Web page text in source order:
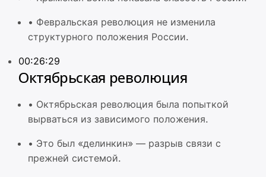
• Февральская революция не изменила
структурного положения России.
00:26:29
Октябрьская революция
• Октябрьская революция была попыткой
вырваться из зависимого положения.
• Это был «делинкин» — разрыв связи с
прежней системой.